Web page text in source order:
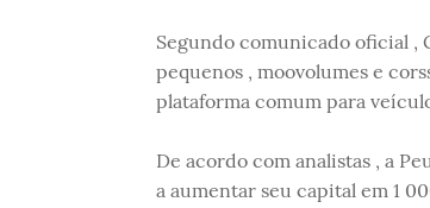
Segundo comunicado oficial ,
pequenos , moovolumes e
plataforma comum para
De acordo com analistas , a
a aumentar seu capital em 1